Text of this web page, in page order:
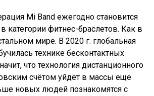
Mi Band ежегодно становится
категории фитнес-браслетов. Как в
мире. В 2020 г. глобальная
технике бесконтактных
что технология дистанционного
счётом уйдёт в массы ещё
новых людей познакомятся с